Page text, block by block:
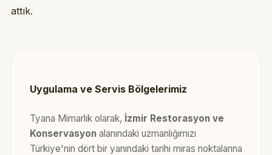
attık.
Uygulama ve Servis Bölgelerimiz
Tyana Mimarlık olarak, İzmir Restorasyon ve
Konservasyonalanındaki uzmanlığımızı
Türkiye'nin dört bir yanındaki tarihi miras noktalarına